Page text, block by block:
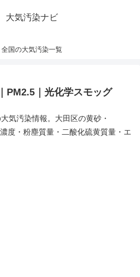
大気汚染ナビ
全国の大気汚染一覧
PM2.5｜光化学スモッグ
気汚染情報。大田区の黄砂・
度・粉塵質量・二酸化硫黄質量・エ